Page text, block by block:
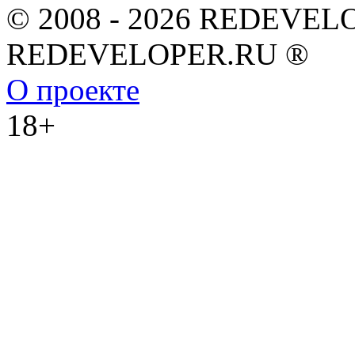
© 2008 - 2026
REDEVELOPER.RU ®
О проекте
18+